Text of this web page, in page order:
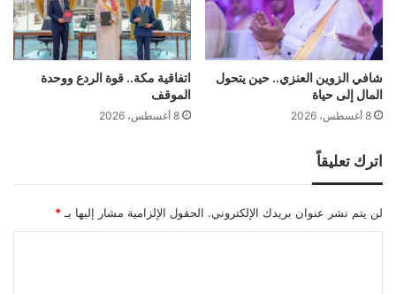
شافي الزوين العنزي.. حين يتحول
المال إلى حياة
8 أغسطس، 2026
اتفاقية مكة.. قوة الردع ووحدة
الموقف
8 أغسطس، 2026
اترك تعليقاً
لن يتم نشر عنوان بريدك الإلكتروني. الحقول الإلزامية مشار إليها بـ *